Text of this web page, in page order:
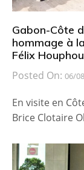
Gabon-Côte
hommage à
Félix
Posted On: 06/
En visite en
Brice Clotaire